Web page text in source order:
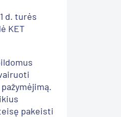
d. turės
KET
pakeisti